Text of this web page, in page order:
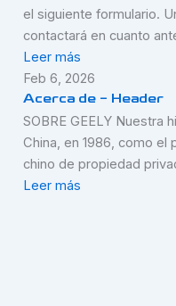
el siguiente formulario.
contactará en cuanto
Leer más
Feb 6, 2026
Acerca de – Header
SOBRE GEELY Nuestra
China, en 1986, como el
chino de propiedad
Leer más